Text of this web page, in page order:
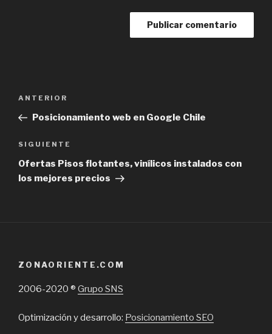
entradas
Previous
Post
ANTERIOR
Posicionamiento web en Google Chile
Next
Post
SIGUIENTE
Ofertas Pisos flotantes, vinílicos instalados con
los mejores precios
ZONAORIENTE.COM
2006-2020 ® Grupo SNS
Optimización y desarrollo: Posicionamiento SEO